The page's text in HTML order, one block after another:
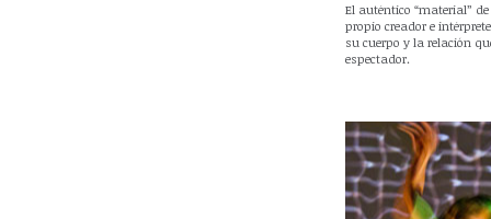
El auténtico “material”
propio creador e
su cuerpo y la relación
espectador.